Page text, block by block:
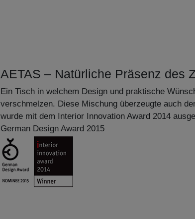
AETAS – Natürliche Präsenz des
Ein Tisch in welchem Design und praktische
verschmelzen. Diese Mischung überzeugte auch
wurde mit dem Interior Innovation Award 2014
German Design Award 2015